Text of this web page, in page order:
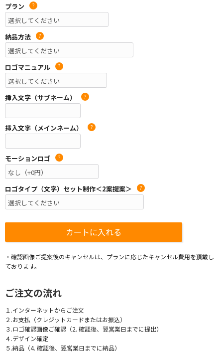
プラン
?
納品方法 ?
ロゴマニュアル ?
挿入文字（サブネーム） ?
挿入文字（メインネーム） ?
モーションロゴ ?
ロゴタイプ（文字）セット制作＜2案提案＞ ?
・確認画像ご提案後のキャンセルは、プランに応じたキャンセル費用を頂戴し
ております。
ご注文の流れ
１.インターネットからご注文
２.お支払（クレジットカードまたはお振込）
３.ロゴ確認画像ご確認（2. 確認後、翌営業日までに提出）
４.デザイン確定
５.納品（4. 確認後、翌営業日までに納品）